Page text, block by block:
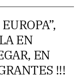
EN
EN
!!!